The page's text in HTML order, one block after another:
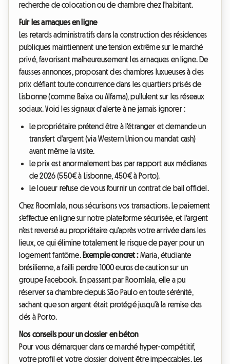
recherche de colocation ou de chambre chez l'habitant.
Fuir les arnaques en ligne
Les retards administratifs dans la construction des résidences
publiques maintiennent une tension extrême sur le marché
privé, favorisant malheureusement les arnaques en ligne. De
fausses annonces, proposant des chambres luxueuses à des
prix défiant toute concurrence dans les quartiers prisés de
Lisbonne (comme Baixa ou Alfama), pullulent sur les réseaux
sociaux. Voici les signaux d'alerte à ne jamais ignorer :
Le propriétaire prétend être à l'étranger et demande un
transfert d'argent (via Western Union ou mandat cash)
avant même la visite.
Le prix est anormalement bas par rapport aux médianes
de 2026 (550€ à Lisbonne, 450€ à Porto).
Le loueur refuse de vous fournir un contrat de bail officiel.
Chez Roomlala, nous sécurisons vos transactions. Le paiement
s'effectue en ligne sur notre plateforme sécurisée, et l'argent
n'est reversé au propriétaire qu'après votre arrivée dans les
lieux, ce qui élimine totalement le risque de payer pour un
logement fantôme. Exemple concret :Maria, étudiante
brésilienne, a failli perdre 1000 euros de caution sur un
groupe Facebook. En passant par Roomlala, elle a pu
réserver sa chambre depuis São Paulo en toute sérénité,
sachant que son argent était protégé jusqu'à la remise des
clés à Porto.
Nos conseils pour un dossier en béton
Pour vous démarquer dans ce marché hyper-compétitif,
votre profil et votre dossier doivent être impeccables. Les